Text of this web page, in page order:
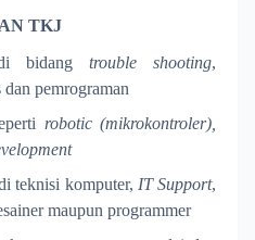
TKJ
bidang trouble shooting,
dan pemrograman
robotic (mikrokontroler)
teknisi komputer, IT Support,
maupun programmer